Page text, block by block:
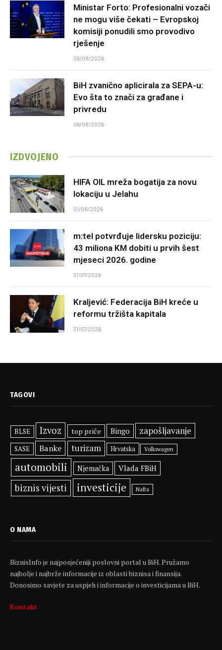
Ministar Forto: Profesionalni vozači
ne mogu više čekati – Evropskoj
komisiji ponudili smo provodivo
rješenje
06/08/2026
BiH zvanično aplicirala za SEPA-u:
Evo šta to znači za građane i
privredu
06/08/2026
IZDVOJENO
HIFA OIL mreža bogatija za novu
lokaciju u Jelahu
01/08/2026
m:tel potvrđuje lidersku poziciju:
43 miliona KM dobiti u prvih šest
mjeseci 2026. godine
31/07/2026
Kraljević: Federacija BiH kreće u
reformu tržišta kapitala
31/07/2026
TAGOVI
BLSE Izvoz top priče Bingo zapošljavanje
SASE Banke turizam Hrvatska Volkswagen
automobili Njemačka Vlada FBiH
biznis vijesti investicije Nafta
O NAMA
BiznisInfo je najposjećeniji poslovni portal u BiH. Pružamo
najbolje i najbrže informacije iz oblasti biznisa i finansija.
Donosimo savjete za uspjeh i informacije o investicijama u BiH.
Kontakt